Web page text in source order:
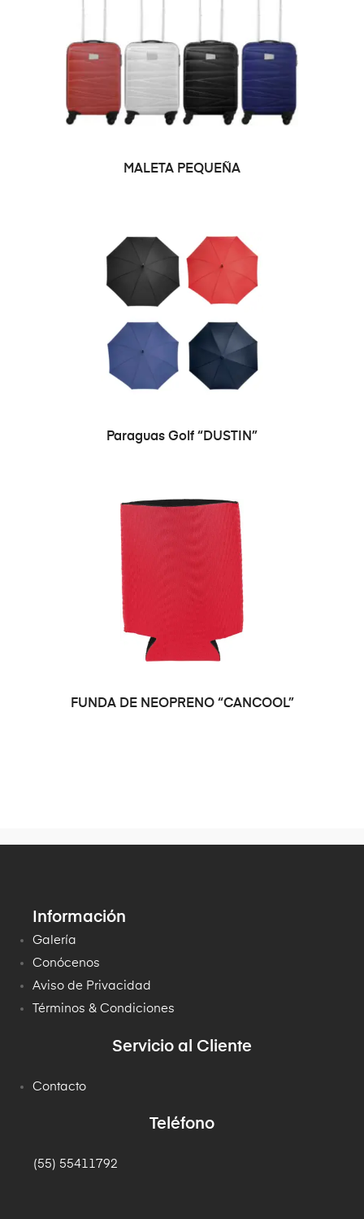
SELECCIONAR OPCIONES
MALETA PEQUEÑA
SELECCIONAR OPCIONES
Paraguas Golf “DUSTIN”
SELECCIONAR OPCIONES
FUNDA DE NEOPRENO “CANCOOL”
Información
Galería
Conócenos
Aviso de Privacidad
Términos & Condiciones
Servicio al Cliente
Contacto
Teléfono
(55) 55411792